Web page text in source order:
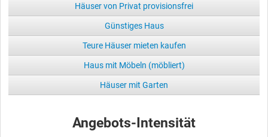
Häuser von Privat provisionsfrei
Günstiges Haus
Teure Häuser mieten kaufen
Haus mit Möbeln (möbliert)
Häuser mit Garten
Angebots-Intensität